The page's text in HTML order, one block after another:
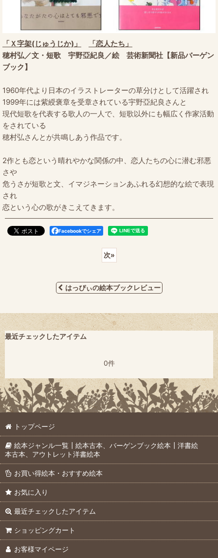
「Ｘ字架(じゅうじか)」
「恋人たち」
穂村弘／文・短歌 宇野亞紀良／絵 芸術新聞社【新品バーゲン
ブック】
1960年代より日本のイラストレーターの草分けとして活躍され
1999年には紫綬褒章を受章されている宇野亞紀良さんと
現代短歌を代表する歌人の一人で、短歌以外にも幅広く作家活動
をされている
穂村弘さんとが共鳴しあう作品です。
2作とも恋という晴れやかな関係の中、恋人たちの心に潜む邪悪
さや
危うさが短歌と文、イマジネーションあふれる幻想的な絵で表現
され
恋という心の歌がきこえてきます。
Facebookでシェア
次»
はっぴぃの絵本ブックレビュー
最近チェックしたアイテム
0件
トップページ
絵本ジャンル一覧┃絵本古本、バーゲンブック絵本┃洋書絵
本古本、アウトレット洋書絵本
お買い得絵本・おすすめ絵本
お気に入り
最近チェックしたアイテム
ショッピングカート
お客様マイページ